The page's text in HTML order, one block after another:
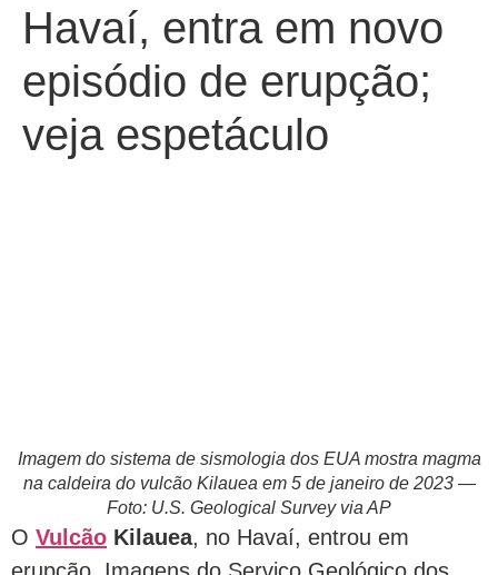
Havaí, entra em novo
episódio de erupção;
veja espetáculo
Imagem do sistema de sismologia dos EUA mostra magma
na caldeira do vulcão Kilauea em 5 de janeiro de 2023 —
Foto: U.S. Geological Survey via AP
O Vulcão Kilauea, no Havaí, entrou em